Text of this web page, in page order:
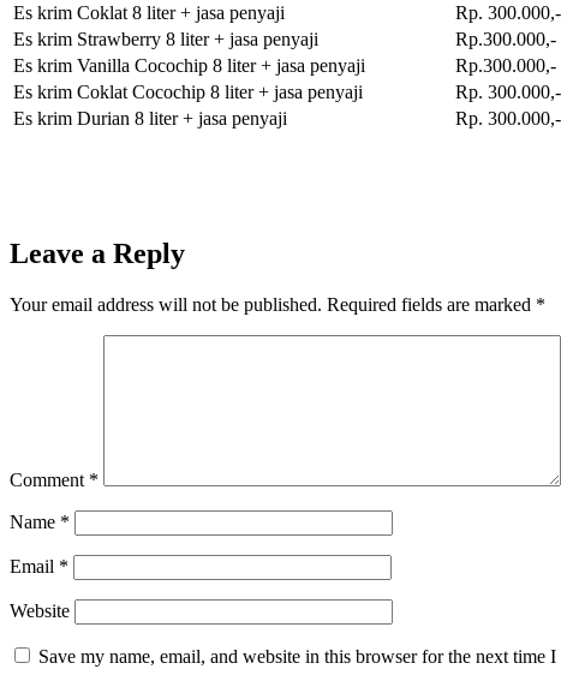
Es krim Coklat 8 liter + jasa penyaji
Rp. 300.000,-
Es krim Strawberry 8 liter + jasa penyaji
Rp.300.000,-
Es krim Vanilla Cocochip 8 liter + jasa penyaji
Rp.300.000,-
Es krim Coklat Cocochip 8 liter + jasa penyaji
Rp. 300.000,-
Es krim Durian 8 liter + jasa penyaji
Rp. 300.000,-
Leave a Reply
Your email address will not be published. Required fields are marked *
Comment *
Name *
Email *
Website
Save my name, email, and website in this browser for the next time I